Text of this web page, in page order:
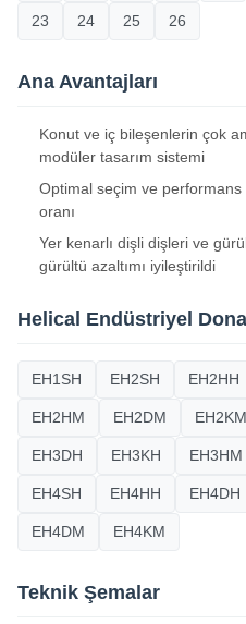
23 24 25 26
Ana Avantajları
Konut ve iç bileşenlerin çok
modüler tasarım sistemi
Optimal seçim ve
oranı
Yer kenarlı dişli dişleri ve
gürültü azaltımı iyileştirildi
Helical Endüstriyel
EH1SH EH2SH EH2HH
EH2HM EH2DM EH2KM
EH3DH EH3KH EH3HM
EH4SH EH4HH EH4DH
EH4DM EH4KM
Teknik Şemalar